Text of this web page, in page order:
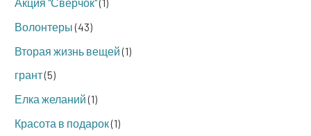
Волонтеры(43)
Вторая жизнь вещей(1)
грант(5)
Елка желаний(1)
Красота в подарок(1)